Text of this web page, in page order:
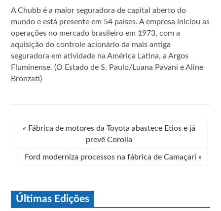
A Chubb é a maior seguradora de capital aberto do
mundo e está presente em 54 países. A empresa iniciou as
operações no mercado brasileiro em 1973, com a
aquisição do controle acionário da mais antiga
seguradora em atividade na América Latina, a Argos
Fluminense. (O Estado de S. Paulo/Luana Pavani e Aline
Bronzati)
« Fábrica de motores da Toyota abastece Etios e já
prevê Corolla
Ford moderniza processos na fábrica de Camaçari »
Últimas Edições